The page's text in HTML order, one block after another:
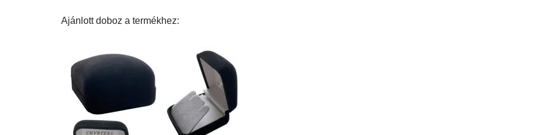
Ajánlott doboz a termékhez: